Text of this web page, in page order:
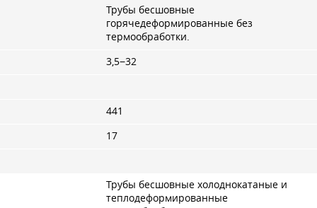
Трубы бесшовные
горячедеформированные без
термообработки.
3,5−32
441
17
Трубы бесшовные холоднокатаные и
теплодеформированные